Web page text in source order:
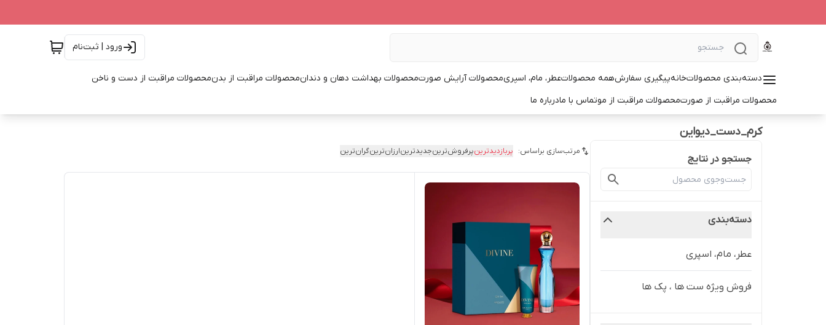
ورود | ثبت‌نام
دسته‌بندی محصولاتخانهپیگیری سفارشهمه محصولاتعطر، مام، اسپریمحصولات آرایش صورتمحصولات بهداشت دهان و دندانمحصولات مراقبت از بدنمحصولات مراقبت از دست و ناخن
محصولات مراقبت از صورتمحصولات مراقبت از موتماس با مادرباره ما
کرم_دست_دیواین
جستجو در نتایج
دسته‌بندی
عطر، مام، اسپری
فروش ویژه ست ها ، پک ها
مرتب‌سازی براساس: پربازدیدترینپرفروش‌ترینجدیدترینارزان‌ترینگران‌ترین